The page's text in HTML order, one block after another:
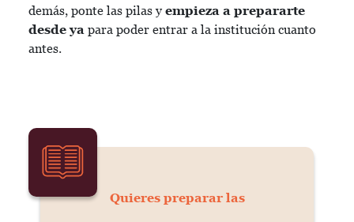
demás, ponte las pilas y empieza a prepararte
desde ya para poder entrar a la institución cuanto
antes.
Quieres preparar las